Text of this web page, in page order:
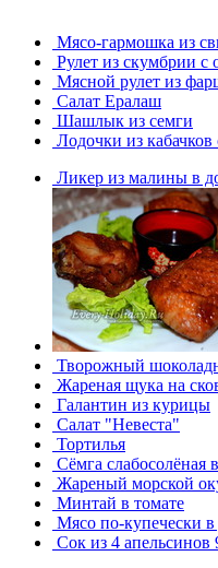
Мясо-гармошка из
Рулет из скумбрии
Мясной рулет из
Салат Ералаш
Шашлык из семги
Лодочки из
Ликер из малины в
Творожный
Жареная щука на
Галантин из курицы
Салат "Невеста"
Тортилья
Сёмга
Жареный морской
Минтай в томате
Мясо по-купечески в
Сок из 4 апельсинов